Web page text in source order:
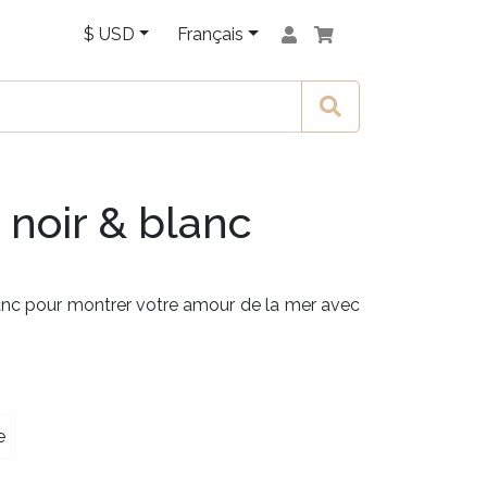
$ USD Français
& blanc
pour montrer votre amour de la mer avec